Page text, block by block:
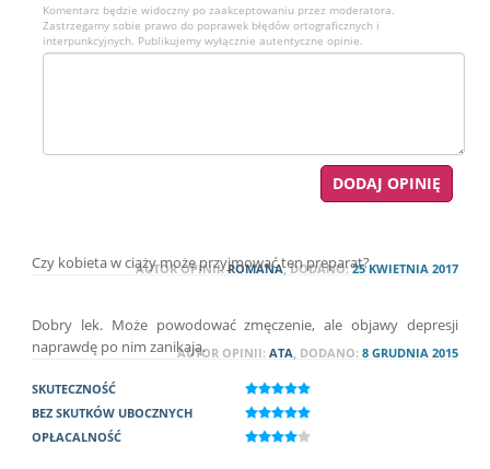
Komentarz będzie widoczny po zaakceptowaniu przez moderatora.
Zastrzegamy sobie prawo do poprawek błędów ortograficznych i
interpunkcyjnych. Publikujemy wyłącznie autentyczne opinie.
Czy kobieta w ciąży może przyjmować ten preparat?
AUTOR OPINII:ROMANA, DODANO:25 KWIETNIA 2017
Dobry lek. Może powodować zmęczenie, ale objawy depresji
naprawdę po nim zanikają.AUTOR OPINII: ATA , DODANO: 8 GRUDNIA 2015
SKUTECZNOŚĆ
BEZ SKUTKÓW UBOCZNYCH
OPŁACALNOŚĆ